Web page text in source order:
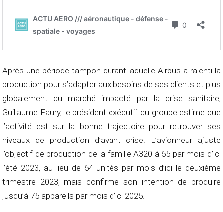
Après une période tampon durant laquelle Airbus a ralenti la
production pour s’adapter aux besoins de ses clients et plus
globalement du marché impacté par la crise sanitaire,
Guillaume Faury, le président exécutif du groupe estime que
l’activité est sur la bonne trajectoire pour retrouver ses
niveaux de production d’avant crise. L’avionneur ajuste
l’objectif de production de la famille A320 à 65 par mois d’ici
l’été 2023, au lieu de 64 unités par mois d’ici le deuxième
trimestre 2023, mais confirme son intention de produire
jusqu’à 75 appareils par mois d’ici 2025.